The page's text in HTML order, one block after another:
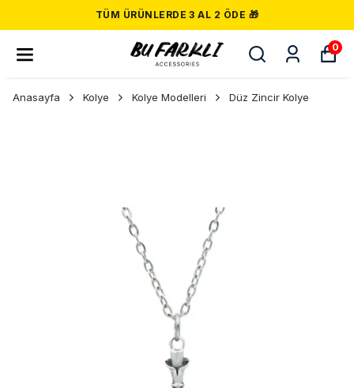
TÜM ÜRÜNLERDE 3 AL 2 ÖDE 🎁
0
Anasayfa Kolye Kolye Modelleri Düz Zincir Kolye